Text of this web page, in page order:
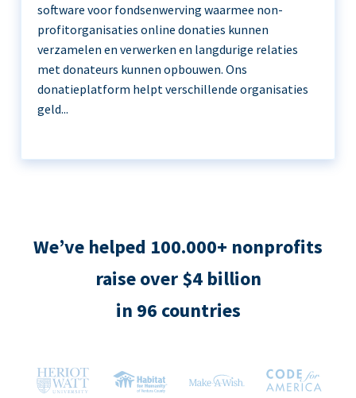
software voor fondsenwerving waarmee non-
profitorganisaties online donaties kunnen
verzamelen en verwerken en langdurige relaties
met donateurs kunnen opbouwen. Ons
donatieplatform helpt verschillende organisaties
geld...
We’ve helped 100.000+ nonprofits
raise over $4 billion
in 96 countries